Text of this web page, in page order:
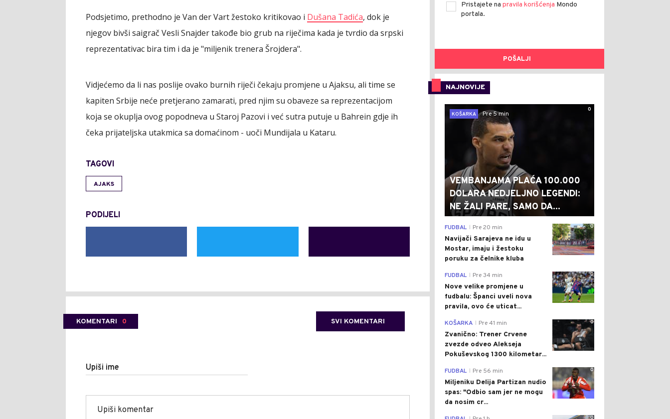
Podsjetimo, prethodno je Van der Vart žestoko kritikovao i Dušana Tadića, dok je
njegov bivši saigrač Vesli Snajder takođe bio grub na riječima kada je tvrdio da srpski
reprezentativac bira tim i da je "miljenik trenera Šrojdera".
Vidjećemo da li nas poslije ovako burnih riječi čekaju promjene u Ajaksu, ali time se
kapiten Srbije neće pretjerano zamarati, pred njim su obaveze sa reprezentacijom
koja se okuplja ovog popodneva u Staroj Pazovi i već sutra putuje u Bahrein gdje ih
čeka prijateljska utakmica sa domaćinom - uoči Mundijala u Kataru.
TAGOVI
AJAKS
PODIJELI
KOMENTARI 0 SVI KOMENTARI
Upiši ime
Pristajete na pravila korišćenja Mondo
portala.
POŠALJI
NAJNOVIJE
0
KOŠARKA
Pre 5 min
VEMBANJAMA PLAĆA 100.000
DOLARA NEDJELJNO LEGENDI:
NE ŽALI PARE, SAMO DA...
0
FUDBAL Pre 20 min
Navijači Sarajeva ne idu u
Mostar, imaju i žestoku
poruku za čelnike kluba
0
FUDBAL Pre 34 min
Nove velike promjene u
fudbalu: Španci uveli nova
pravila, ovo će uticat...
0
KOŠARKA Pre 41 min
Zvanično: Trener Crvene
zvezde odveo Alekseja
Pokuševskog 1300 kilometar...
0
FUDBAL Pre 56 min
Miljeniku Delija Partizan nudio
spas: "Odbio sam jer ne mogu
da nosim cr...
0